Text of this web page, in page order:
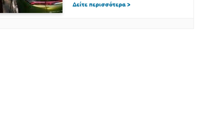
Δείτε περισσότερα >